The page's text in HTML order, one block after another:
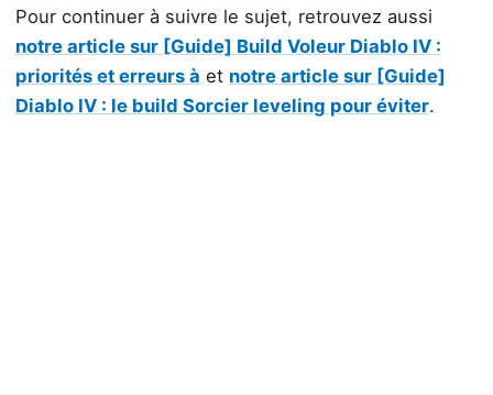
Pour continuer à suivre le sujet, retrouvez aussi
notre article sur [Guide] Build Voleur Diablo IV :
priorités et erreurs à et notre article sur [Guide]
Diablo IV : le build Sorcier leveling pour éviter.